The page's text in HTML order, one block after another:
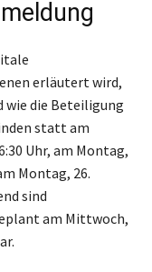
erläutert wird,
wie die Beteiligung
statt am
Uhr, am Montag,
Montag, 26.
sind
am Mittwoch,